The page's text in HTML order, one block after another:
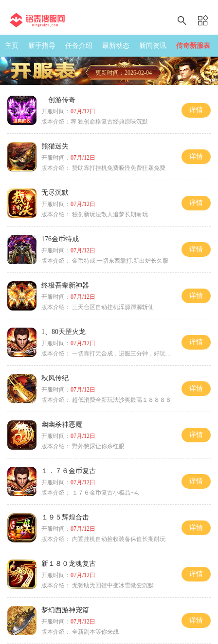
主页 新手指导 任务介绍 最新动态 新闻资讯 传奇新服表
更新时间：2026-02-04
创游传奇
开服时间： 07月/12日
版本介绍： 荐 独创命格复古经典原味沉默
详情
熊猫迷失
开服时间： 07月/12日
版本介绍： 赞助靠打挂机免费吸怪免费狂暴免费
详情
无尽沉默
开服时间： 07月/12日
版本介绍： 独创新玩法散人追梦长期耐玩
详情
176金币特戒
开服时间： 07月/12日
版本介绍： 金币特戒.一切东西靠打.新出炉长久服
详情
终极吾辈新神器
开服时间： 07月/12日
版本介绍：
三天合区自动挂机浑源渾源斩仙
详情
1、80天罡火龙
开服时间： 07月/12日
版本介绍： 一切靠打无合成，进服三分钟，好玩一整年。
详情
秋风传纪
开服时间： 07月/12日
版本介绍：
超低消费全新玩法沙奖最高１８８８８
详情
幽幽杀神恶魔
开服时间： 07月/12日
版本介绍：
野外憋尿让你杀红眼
详情
１．７６金币复古
开服时间： 07月/12日
版本介绍：
１７６金币复古小极品+⒋
详情
１９５辉煌合击
开服时间： 07月/12日
版本介绍：
内置挂机自动捡收装备保值长期耐玩
详情
新１８０龙魂复古
开服时间： 07月/12日
版本介绍： 无赞助无回馈中变冰雪微变沉默
详情
梦幻西游神宠篇
开服时间： 07月/12日
版本介绍： 全新副本等你来战
详情